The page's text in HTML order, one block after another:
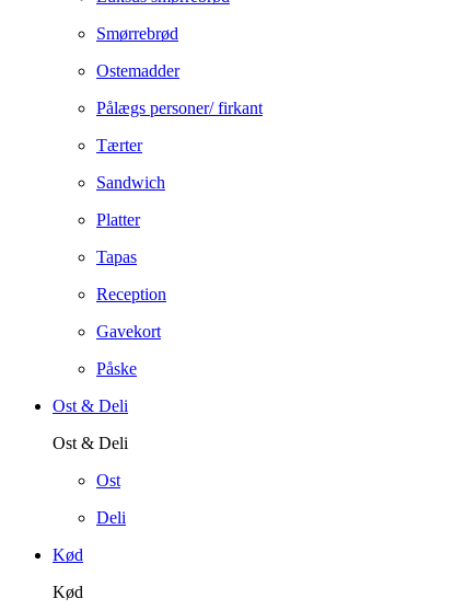
Smørrebrød
Ostemadder
Pålægs personer/ firkant
Tærter
Sandwich
Platter
Tapas
Reception
Gavekort
Påske
Ost & Deli
Ost & Deli
Ost
Deli
Kød
Kød